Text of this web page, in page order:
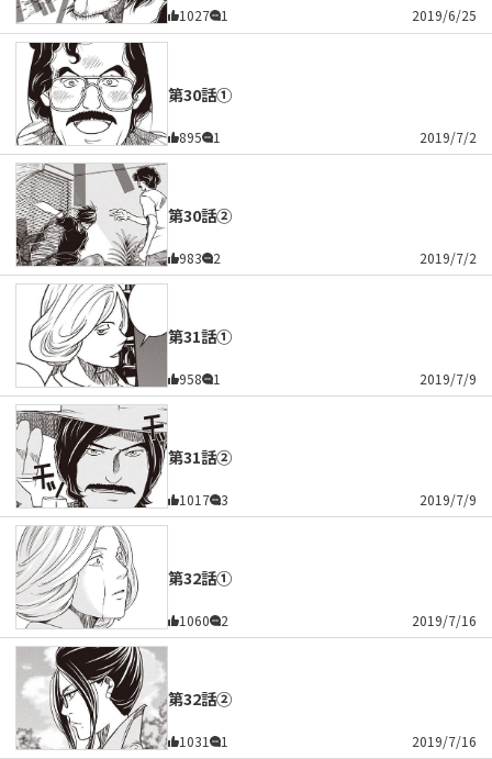
1027 1 2019/6/25
第30話①
895 1 2019/7/2
第30話②
983 2 2019/7/2
第31話①
958 1 2019/7/9
第31話②
1017 3 2019/7/9
第32話①
1060 2 2019/7/16
第32話②
1031 1 2019/7/16